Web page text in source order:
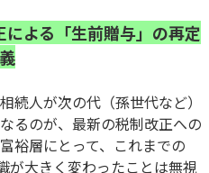
よる「生前贈与」の再定
義
続人が次の代（孫世代など）
るのが、最新の税制改正への
裕層にとって、これまでの
が大きく変わったことは無視